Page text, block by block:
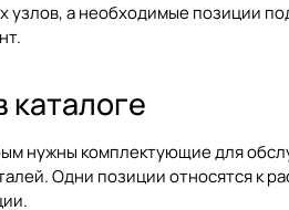
узлов, а необходимые позиции
каталоге
нужны комплектующие для
Одни позиции относятся